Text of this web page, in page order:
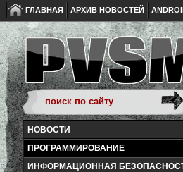
ГЛАВНАЯ АРХИВ НОВОСТЕЙ
НОВОСТИ
ПРОГРАММИРОВАНИЕ
ИНФОРМАЦИОННАЯ